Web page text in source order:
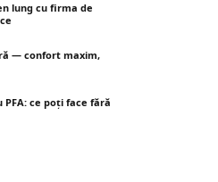
lung cu firma de
— confort maxim,
ce poți face fără